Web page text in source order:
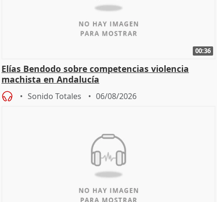
00:36
Elías Bendodo sobre competencias violencia
machista en Andalucía
Sonido Totales 06/08/2026